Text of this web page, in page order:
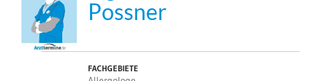
Possner
FACHGEBIETE